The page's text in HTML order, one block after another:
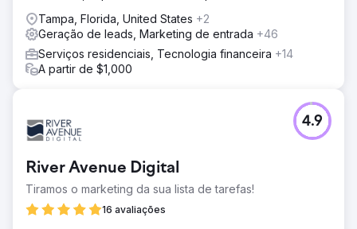
Tampa, Florida, United States +2
Geração de leads, Marketing de entrada +46
Serviços residenciais, Tecnologia financeira +14
A partir de $1,000
River Avenue Digital
Tiramos o marketing da sua lista de tarefas!
16 avaliações
4.9